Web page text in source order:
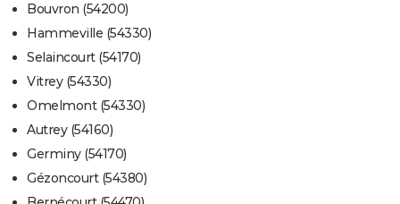
Bouvron (54200)
Hammeville (54330)
Selaincourt (54170)
Vitrey (54330)
Omelmont (54330)
Autrey (54160)
Germiny (54170)
Gézoncourt (54380)